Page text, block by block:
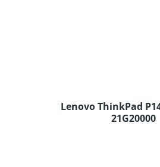
Lenovo ThinkPad
21G20000